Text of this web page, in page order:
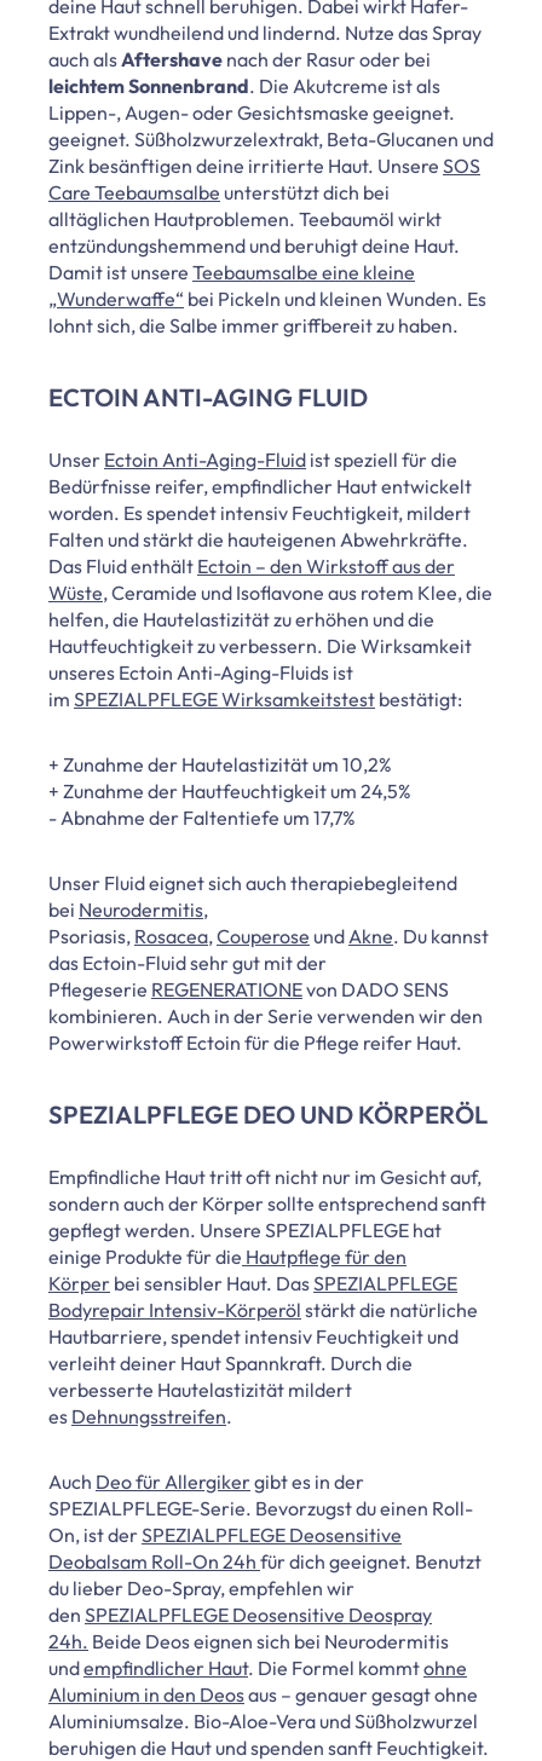
deine Haut schnell beruhigen. Dabei wirkt Hafer-
Extrakt wundheilend und lindernd. Nutze das Spray
auch alsAftershave nach der Rasur oder bei
leichtem Sonnenbrand. Die Akutcreme ist als
Lippen-, Augen- oder Gesichtsmaske geeignet.
geeignet. Süßholzwurzelextrakt, Beta-Glucanen und
Zink besänftigen deine irritierte Haut. Unsere SOS
Care Teebaumsalbe unterstützt dich bei
alltäglichen Hautproblemen. Teebaumöl wirkt
entzündungshemmend und beruhigt deine Haut.
Damit ist unsere Teebaumsalbe eine kleine
„Wunderwaffe“ bei Pickeln und kleinen Wunden. Es
lohnt sich, die Salbe immer griffbereit zu haben.
ECTOIN ANTI-AGING FLUID
Unser Ectoin Anti-Aging-Fluid ist speziell für die
Bedürfnisse reifer, empfindlicher Haut entwickelt
worden. Es spendet intensiv Feuchtigkeit, mildert
Falten und stärkt die hauteigenen Abwehrkräfte.
Das Fluid enthält Ectoin – den Wirkstoff aus der
Wüste, Ceramide und Isoflavone aus rotem Klee, die
helfen, die Hautelastizität zu erhöhen und die
Hautfeuchtigkeit zu verbessern. Die Wirksamkeit
unseres Ectoin Anti-Aging-Fluids ist
im SPEZIALPFLEGE Wirksamkeitstest bestätigt:
+ Zunahme der Hautelastizität um 10,2%
+ Zunahme der Hautfeuchtigkeit um 24,5%
- Abnahme der Faltentiefe um 17,7%
Unser Fluid eignet sich auch therapiebegleitend
bei Neurodermitis,
Psoriasis, Rosacea,Couperose und Akne. Du kannst
das Ectoin-Fluid sehr gut mit der
Pflegeserie REGENERATIONEvon DADO SENS
kombinieren. Auch in der Serie verwenden wir den
Powerwirkstoff Ectoin für die Pflege reifer Haut.
SPEZIALPFLEGE DEO UND KÖRPERÖL
Empfindliche Haut tritt oft nicht nur im Gesicht auf,
sondern auch der Körper sollte entsprechend sanft
gepflegt werden. Unsere SPEZIALPFLEGE hat
einige Produkte für die Hautpflege für den
Körper bei sensibler Haut. DasSPEZIALPFLEGE
Bodyrepair Intensiv-Körperöl stärkt die natürliche
Hautbarriere, spendet intensiv Feuchtigkeit und
verleiht deiner Haut Spannkraft. Durch die
verbesserte Hautelastizität mildert
es Dehnungsstreifen.
Auch Deo für Allergikergibt es in der
SPEZIALPFLEGE-Serie. Bevorzugst du einen Roll-
On, ist derSPEZIALPFLEGE Deosensitive
Deobalsam Roll-On 24h für dich geeignet. Benutzt
du lieber Deo-Spray, empfehlen wir
den SPEZIALPFLEGE Deosensitive Deospray
24h. Beide Deos eignen sich bei Neurodermitis
undempfindlicher Haut. Die Formel kommtohne
Aluminium in den Deosaus – genauer gesagt ohne
Aluminiumsalze. Bio-Aloe-Vera und Süßholzwurzel
beruhigen die Haut und spenden sanft Feuchtigkeit.